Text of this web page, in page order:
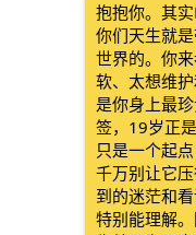
抱抱你。其实
你们天生就
世界的。你
软、太想维
是你身上最
签，19岁正
只是一个起
千万别让它
到的迷茫和
特别能理解